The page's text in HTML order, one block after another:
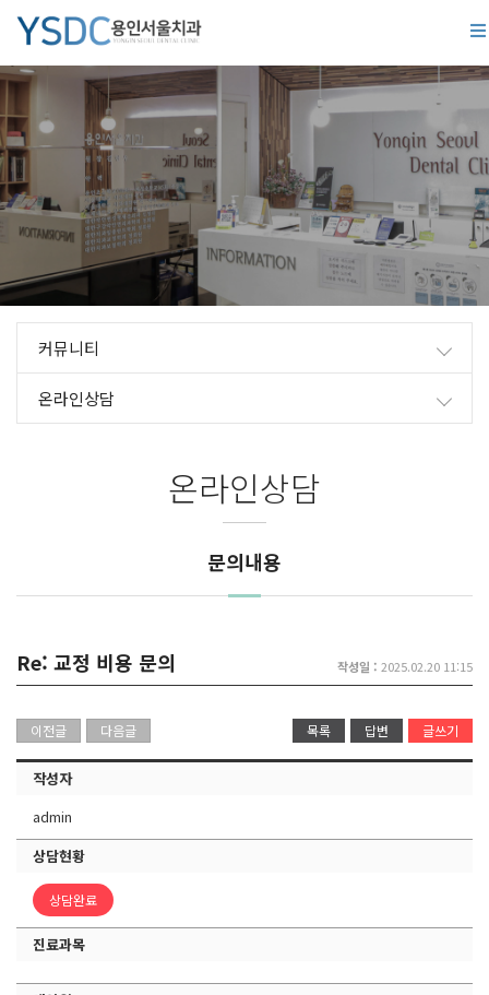
커뮤니티
온라인상담
온라인상담
문의내용
Re: 교정 비용 문의 작성일 : 2025.02.20 11:15
이전글 다음글 목록 답변 글쓰기
작성자
admin
상담현황
상담완료
진료과목